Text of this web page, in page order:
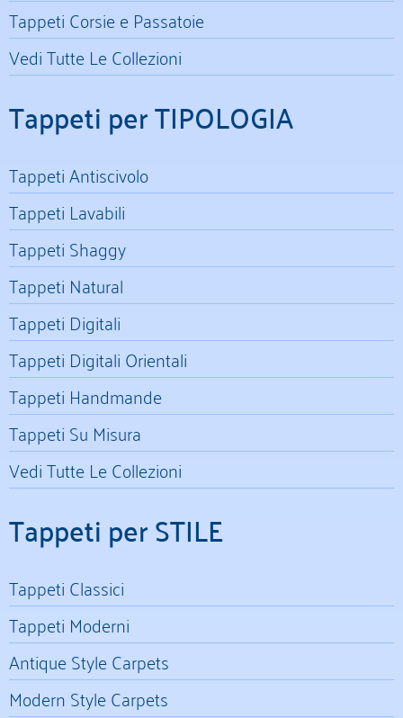
Tappeti Corsie e Passatoie
Vedi Tutte Le Collezioni
Tappeti per TIPOLOGIA
Tappeti Antiscivolo
Tappeti Lavabili
Tappeti Shaggy
Tappeti Natural
Tappeti Digitali
Tappeti Digitali Orientali
Tappeti Handmande
Tappeti Su Misura
Vedi Tutte Le Collezioni
Tappeti per STILE
Tappeti Classici
Tappeti Moderni
Antique Style Carpets
Modern Style Carpets